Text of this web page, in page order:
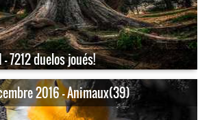
7212 duelos joués!
2016 - Animaux(39)